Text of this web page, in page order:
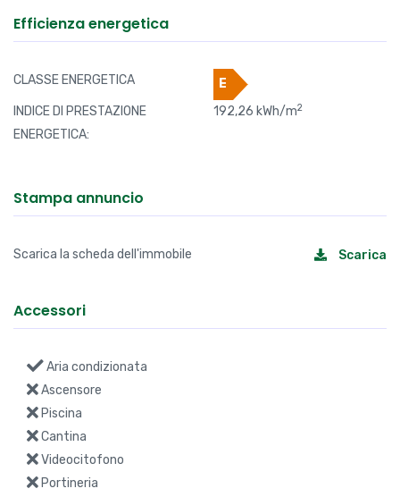
Efficienza energetica
CLASSE ENERGETICA
E
INDICE DI PRESTAZIONE
ENERGETICA:
192,26 kWh/m2
Stampa annuncio
Scarica la scheda dell'immobile Scarica
Accessori
Aria condizionata
Ascensore
Piscina
Cantina
Videocitofono
Portineria